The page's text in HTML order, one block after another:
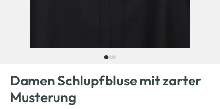
Damen Schlupfbluse mit zarter
Musterung